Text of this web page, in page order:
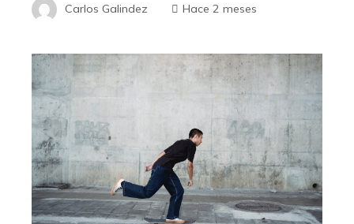
Carlos Galindez Hace 2 meses